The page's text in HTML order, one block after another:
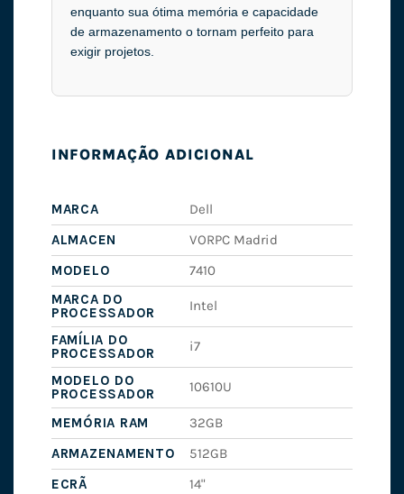
enquanto sua ótima memória e capacidade
de armazenamento o tornam perfeito para
exigir projetos.
INFORMAÇÃO ADICIONAL
MARCA
Dell
ALMACEN
VORPC Madrid
MODELO
7410
MARCA DO
PROCESSADOR
Intel
FAMÍLIA DO
PROCESSADOR
i7
MODELO DO
PROCESSADOR
10610U
MEMÓRIA RAM
32GB
ARMAZENAMENTO
512GB
ECRÃ
14"